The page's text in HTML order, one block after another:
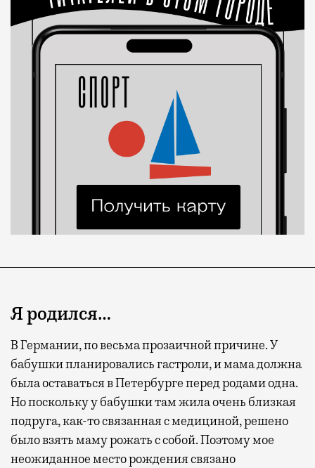
Я родился…
В Германии, по весьма прозаичной причине. У
бабушки планировались гастроли, и мама должна
была оставаться в Петербурге перед родами одна.
Но поскольку у бабушки там жила очень близкая
подруга, как-то связанная с медициной, решено
было взять маму рожать с собой. Поэтому мое
неожиданное место рождения связано